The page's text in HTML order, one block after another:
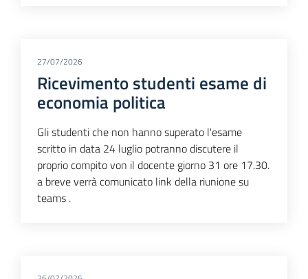
27/07/2026
Ricevimento studenti esame di
economia politica
Gli studenti che non hanno superato l'esame
scritto in data 24 luglio potranno discutere il
proprio compito von il docente giorno 31 ore 17.30.
a breve verrà comunicato link della riunione su
teams .